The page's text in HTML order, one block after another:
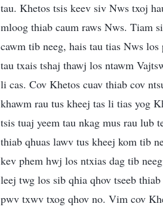
tau. Khetos tsis keev siv Nws txoj
mloog thiab caum raws Nws. Tiam
cawm tib neeg, hais tau tias Nws
tau txais tshaj thawj los ntawm
li cas. Cov Khetos cuav thiab cov
khawm rau tus kheej tas li tias yog
tsis tuaj yeem tau nkag mus rau lub
thiab qhuas lawv tus kheej kom tib
kev phem hwj los ntxias dag tib
leej twg los sib qhia qhov tseeb
pwv txwv txog qhov no. Vim cov